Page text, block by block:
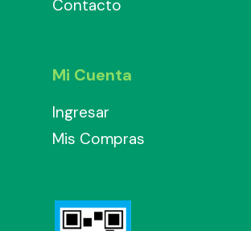
Contacto
Mi Cuenta
Ingresar
Mis Compras